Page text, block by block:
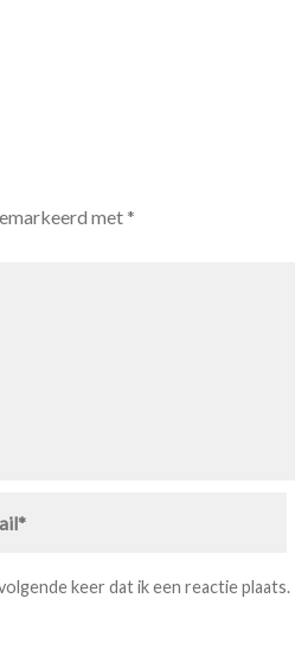
met*
keer dat ik een reactie plaats.